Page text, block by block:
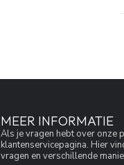
MEER INFORMATIE
Als je vragen hebt over onze
klantenservicepagina. Hier
vragen en verschillende